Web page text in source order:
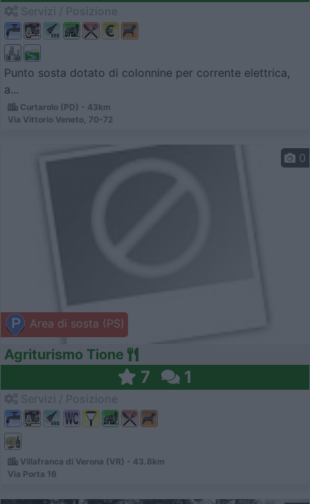
Punto sosta dotato di colonnine per corrente elettrica,
a...
Curtarolo (PD) - 43km
Via Vittorio Veneto, 70-72
Area di sosta (PS)
0
Agriturismo Tione
7 1
Villafranca di Verona (VR) - 43.8km
Via Porta 16